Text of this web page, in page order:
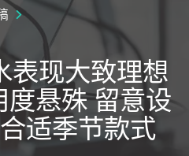
表现大致理想
悬殊 留意设
适季节款式